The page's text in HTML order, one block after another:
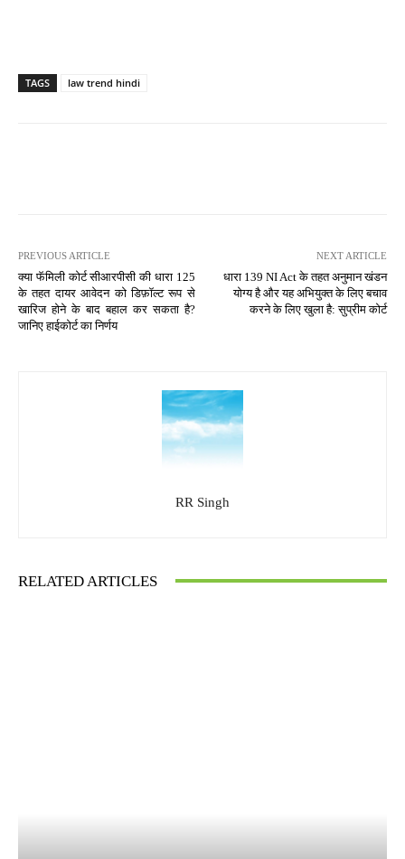
TAGS law trend hindi
PREVIOUS ARTICLE
क्या फॅमिली कोर्ट सीआरपीसी की धारा 125
के तहत दायर आवेदन को डिफ़ॉल्ट रूप से
खारिज होने के बाद बहाल कर सकता है?
जानिए हाईकोर्ट का निर्णय
NEXT ARTICLE
धारा 139 NI Act के तहत अनुमान खंडन
योग्य है और यह अभियुक्त के लिए बचाव
करने के लिए खुला है: सुप्रीम कोर्ट
RR Singh
RELATED ARTICLES